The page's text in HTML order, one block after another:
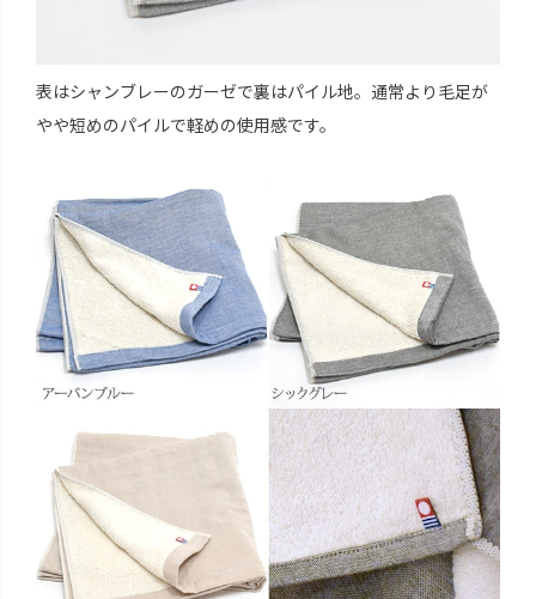
表はシャンブレーのガーゼで裏はパイル地。通常より毛足が
やや短めのパイルで軽めの使用感です。